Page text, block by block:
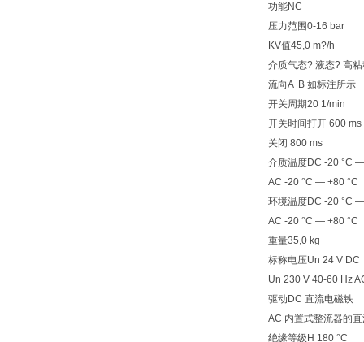
功能NC
压力范围0-16 bar
KV值45,0 m?/h
介质气态? 液态? 高
流向A B 如标注所示
开关周期20 1/min
开关时间打开 600 ms
关闭 800 ms
介质温度DC -20 °C
AC -20 °C — +80 °C
环境温度DC -20 °C
AC -20 °C — +80 °C
重量35,0 kg
标称电压Un 24 V DC
Un 230 V 40-60 Hz
驱动DC 直流电磁铁
AC 内置式整流器的
绝缘等级H 180 °C